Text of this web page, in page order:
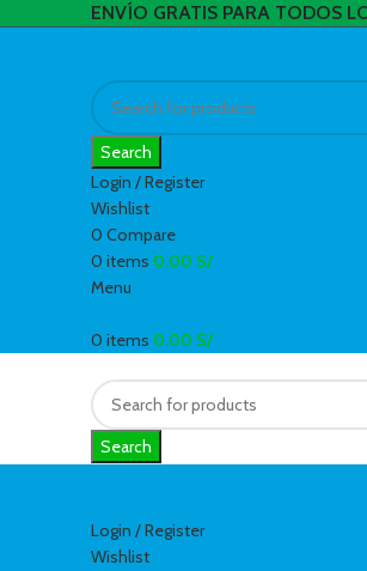
ENVÍO GRATIS PARA TODOS
Search
Login / Register
Wishlist
0 Compare
0 items 0.00 S/
Menu
0 items 0.00 S/
Search
Login / Register
Wishlist